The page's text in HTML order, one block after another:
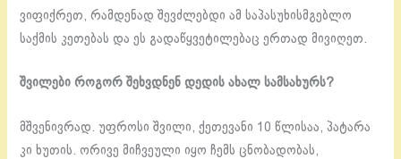
ვიფიქრეთ, რამდენად შევძლებდი ამ საპასუხისმგებლო
საქმის კეთებას და ეს გადაწყვეტილებაც ერთად მივიღეთ.
შვილები როგორ შეხვდნენ დედის ახალ სამსახურს?
მშვენივრად. უფროსი შვილი, ქეთევანი 10 წლისაა, პატარა
კი ხუთის. ორივე მიჩვეული იყო ჩემს ცნობადობას,